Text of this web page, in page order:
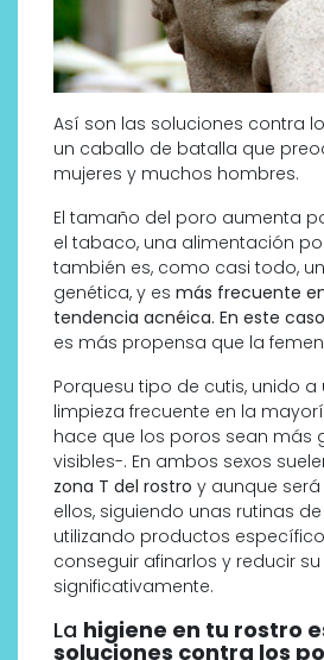
Así son las soluciones contra
un caballo de batalla que
mujeres y muchos hombres.
El tamaño del poro aumenta
el tabaco, una alimentación
también es, como casi todo,
genética, y es más frecuente
tendencia acnéica. En este
es más propensa que la
Porquesu tipo de cutis, unido
limpieza frecuente en la
hace que los poros sean más
visibles-. En ambos sexos
zona T del rostro y aunque
ellos, siguiendo unas rutinas
utilizando productos
conseguir afinarlos y reducir
significativamente.
La higiene en tu rostro
soluciones contra los